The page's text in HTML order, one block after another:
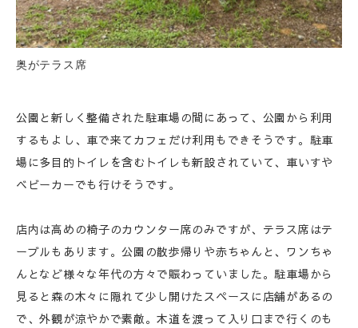
奥がテラス席
公園と新しく整備された駐車場の間にあって、公園から利用
するもよし、車で来てカフェだけ利用もできそうです。駐車
場に多目的トイレを含むトイレも新設されていて、車いすや
ベビーカーでも行けそうです。
店内は高めの椅子のカウンター席のみですが、テラス席はテ
ーブルもあります。公園の散歩帰りや赤ちゃんと、ワンちゃ
んとなど様々な年代の方々で賑わっていました。駐車場から
見ると森の木々に隠れて少し開けたスペースに店舗があるの
で、外観が涼やかで素敵。木道を渡って入り口まで行くのも